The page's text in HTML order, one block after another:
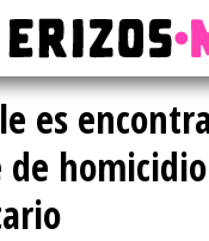
es
de homicidio